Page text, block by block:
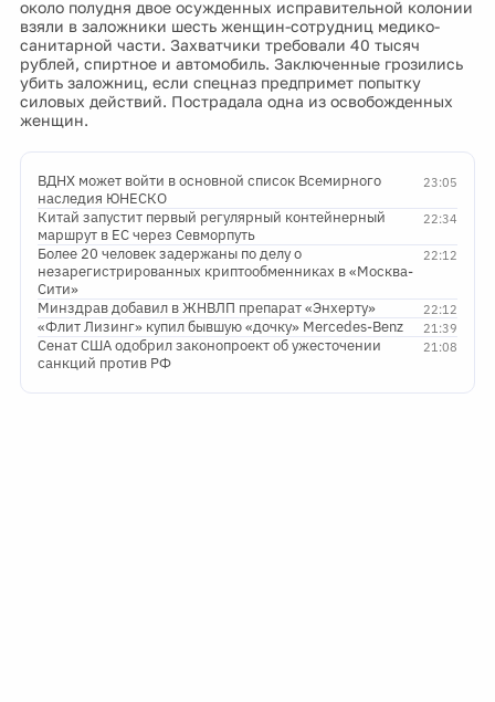
около полудня двое осужденных исправительной колонии
взяли в заложники шесть женщин-сотрудниц медико-
санитарной части. Захватчики требовали 40 тысяч
рублей, спиртное и автомобиль. Заключенные грозились
убить заложниц, если спецназ предпримет попытку
силовых действий. Пострадала одна из освобожденных
женщин.
23:05
ВДНХ может войти в основной список Всемирного
наследия ЮНЕСКО
22:34
Китай запустит первый регулярный контейнерный
маршрут в ЕС через Севморпуть
22:12
Более 20 человек задержаны по делу о
незарегистрированных криптообменниках в «Москва-
Сити»
22:12
Минздрав добавил в ЖНВЛП препарат «Энхерту»
21:39
«Флит Лизинг» купил бывшую «дочку» Mercedes-Benz
21:08
Сенат США одобрил законопроект об ужесточении
санкций против РФ